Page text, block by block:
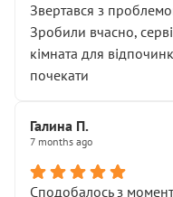
Звертався з
Зробили вчасно,
кімната для
почекати
Галина П.
7 months ago
Сподобалось з